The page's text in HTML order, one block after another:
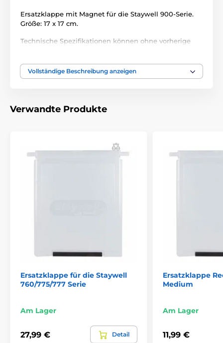
Ersatzklappe mit Magnet für die Staywell 900-Serie.
Größe: 17 x 17 cm.
Technische Spezifikationen können ohne vorherige
Zubehör türen
Vollständige Beschreibung anzeigen
Verwandte Produkte
Ersatzklappe für die Staywell
760/775/777 Serie
Am Lager
27,99 € Detail
Ersatzklappe
Medium
Am Lager
11,99 €